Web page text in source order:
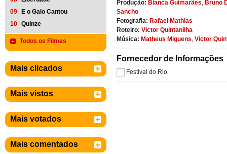
09
E o Galo Cantou
10 Quinze
Todos os Filmes
Mais clicados
Mais vistos
Mais votados
Mais comentados
Produção: Bianca Guimarães, Bruno
Sancho
Fotografia: Rafael Mathias
Roteiro: Victor Quintanilha
Música: Matheus Miguens, Victor
Fornecedor de Informações
Festival do Rio